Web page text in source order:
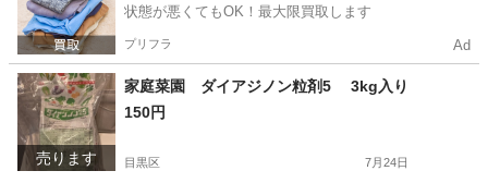
状態が悪くてもOK！最大限買取します
プリフラ Ad
売ります
家庭菜園 ダイアジノン粒剤5 3kg入り
150円
目黒区 7月24日